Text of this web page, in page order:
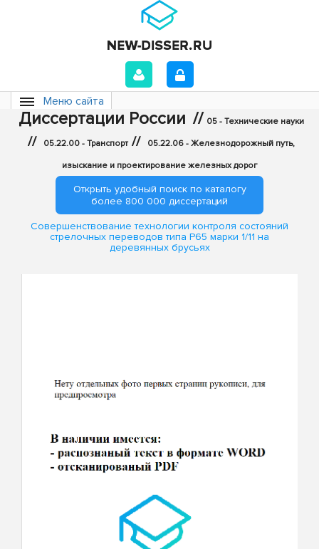
Меню сайта
Диссертации России // 05 - Технические науки
// 05.22.00 - Транспорт // 05.22.06 - Железнодорожный путь,
изыскание и проектирование железных дорог
Открыть удобный поиск по каталогу
более 800 000 диссертаций
Совершенствование технологии контроля состояний
стрелочных переводов типа Р65 марки 1/11 на
деревянных брусьях